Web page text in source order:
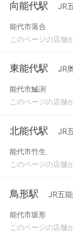
向能代駅 JR
能代市落合
このページの店舗
東能代駅 JR
能代市鰄渕
このページの店舗
北能代駅 JR
能代市竹生
このページの店舗
鳥形駅 JR五
能代市坂形
このページの店舗